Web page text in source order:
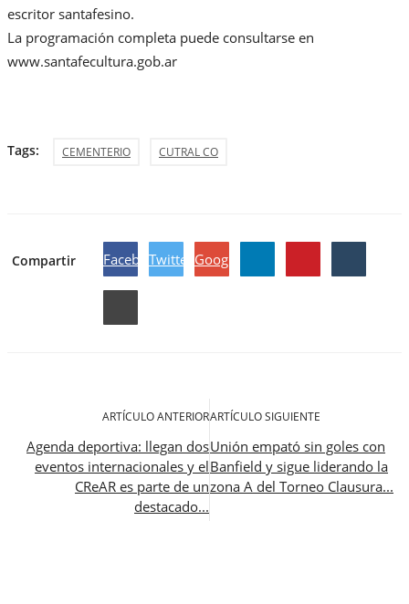
escritor santafesino.
La programación completa puede consultarse en
www.santafecultura.gob.ar
Tags: CEMENTERIO CUTRAL CO
Compartir FacebookTwitter Google
ARTÍCULO ANTERIOR
Agenda deportiva: llegan dos
eventos internacionales y el
CReAR es parte de un
destacado...
ARTÍCULO SIGUIENTE
Unión empató sin goles con
Banfield y sigue liderando la
zona A del Torneo Clausura...